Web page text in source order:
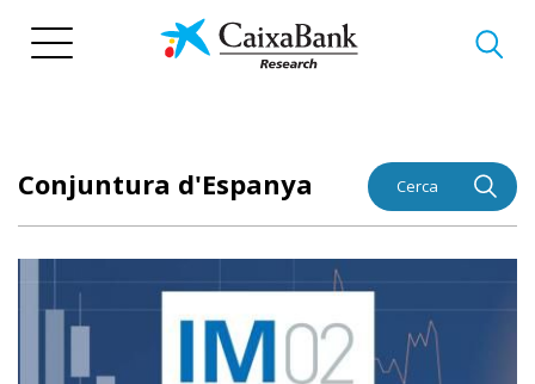
Conjuntura d'Espanya Cerca